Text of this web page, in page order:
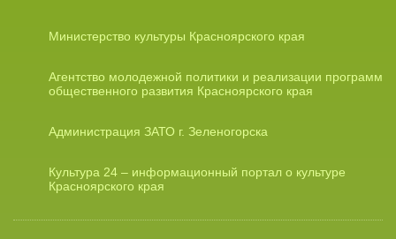
Министерство культуры Красноярского края
Агентство молодежной политики и реализации программ
общественного развития Красноярского края
Администрация ЗАТО г. Зеленогорска
Культура 24 – информационный портал о культуре
Красноярского края